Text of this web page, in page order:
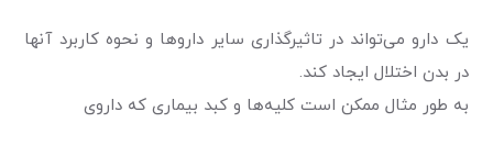
یک دارو می‌تواند در تاثیرگذاری سایر داروها و نحوه کاربرد آنها
در بدن اختلال ایجاد کند.
به طور مثال ممکن است کلیه‌ها و کبد بیماری که داروی